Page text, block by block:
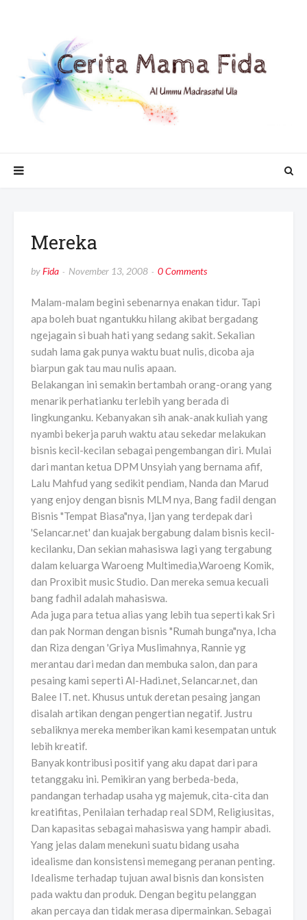
Mereka
byFida November 13, 2008 0 Comments
Malam-malam begini sebenarnya enakan tidur. Tapi
apa boleh buat ngantukku hilang akibat bergadang
ngejagain si buah hati yang sedang sakit. Sekalian
sudah lama gak punya waktu buat nulis, dicoba aja
biarpun gak tau mau nulis apaan.
Belakangan ini semakin bertambah orang-orang yang
menarik perhatianku terlebih yang berada di
lingkunganku. Kebanyakan sih anak-anak kuliah yang
nyambi bekerja paruh waktu atau sekedar melakukan
bisnis kecil-kecilan sebagai pengembangan diri. Mulai
dari mantan ketua DPM Unsyiah yang bernama afif,
Lalu Mahfud yang sedikit pendiam, Nanda dan Marud
yang enjoy dengan bisnis MLM nya, Bang fadil dengan
Bisnis "Tempat Biasa"nya, Ijan yang terdepak dari
'Selancar.net' dan kuajak bergabung dalam bisnis kecil-
kecilanku, Dan sekian mahasiswa lagi yang tergabung
dalam keluarga Waroeng Multimedia,Waroeng Komik,
dan Proxibit music Studio. Dan mereka semua kecuali
bang fadhil adalah mahasiswa.
Ada juga para tetua alias yang lebih tua seperti kak Sri
dan pak Norman dengan bisnis "Rumah bunga"nya, Icha
dan Riza dengan 'Griya Muslimahnya, Rannie yg
merantau dari medan dan membuka salon, dan para
pesaing kami seperti Al-Hadi.net, Selancar.net, dan
Balee IT. net. Khusus untuk deretan pesaing jangan
disalah artikan dengan pengertian negatif. Justru
sebaliknya mereka memberikan kami kesempatan untuk
lebih kreatif.
Banyak kontribusi positif yang aku dapat dari para
tetanggaku ini. Pemikiran yang berbeda-beda,
pandangan terhadap usaha yg majemuk, cita-cita dan
kreatifitas, Penilaian terhadap real SDM, Religiusitas,
Dan kapasitas sebagai mahasiswa yang hampir abadi.
Yang jelas dalam menekuni suatu bidang usaha
idealisme dan konsistensi memegang peranan penting.
Idealisme terhadap tujuan awal bisnis dan konsisten
pada waktu dan produk. Dengan begitu pelanggan
akan percaya dan tidak merasa dipermainkan. Sebagai